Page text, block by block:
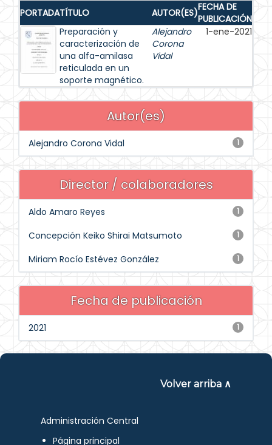
PORTADATÍTULO AUTOR(ES)FECHA DE
PUBLICACIÓN
Preparación y
caracterización de
una alfa-amilasa
reticulada en un
soporte magnético.
Alejandro
Corona
Vidal
1-ene-2021
Autor(es)
1
Alejandro Corona Vidal
Director / colaboradores
1
Aldo Amaro Reyes
1
Concepción Keiko Shirai Matsumoto
1
Miriam Rocío Estévez González
Fecha de publicación
1
2021
Volver arriba ∧
Administración Central
Página principal